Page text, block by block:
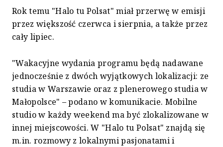
Rok temu "Halo tu Polsat" miał przerwę w emisji
przez większość czerwca i sierpnia, a także przez
cały lipiec.
"Wakacyjne wydania programu będą nadawane
jednocześnie z dwóch wyjątkowych lokalizacji: ze
studia w Warszawie oraz z plenerowego studia w
Małopolsce" – podano w komunikacie. Mobilne
studio w każdy weekend ma być zlokalizowane w
innej miejscowości. W "Halo tu Polsat" znajdą się
m.in. rozmowy z lokalnymi pasjonatami i